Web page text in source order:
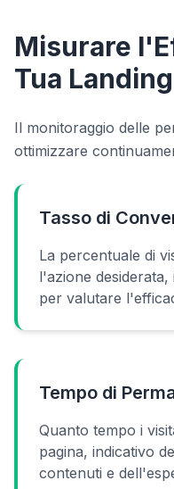
Misurare
Tua
Il monitoraggio delle
ottimizzare
Tasso di
La percentuale di
l'azione
per valutare
Tempo di
Quanto tempo i
pagina, indicativo
contenuti e